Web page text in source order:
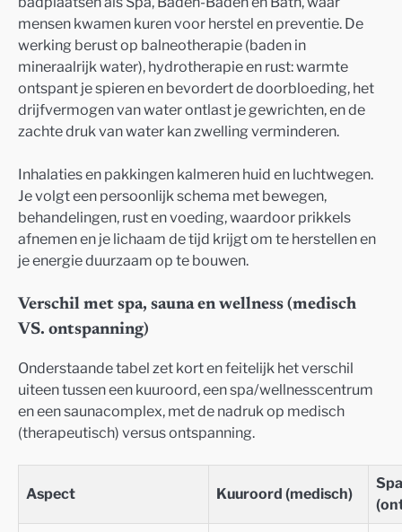
mensen kwamen kuren voor herstel en preventie. De
werking berust op balneotherapie (baden in
mineraalrijk water), hydrotherapie en rust: warmte
ontspant je spieren en bevordert de doorbloeding, het
drijfvermogen van water ontlast je gewrichten, en de
zachte druk van water kan zwelling verminderen.
Inhalaties en pakkingen kalmeren huid en luchtwegen.
Je volgt een persoonlijk schema met bewegen,
behandelingen, rust en voeding, waardoor prikkels
afnemen en je lichaam de tijd krijgt om te herstellen en
je energie duurzaam op te bouwen.
Verschil met spa, sauna en wellness (medisch
VS. ontspanning)
Onderstaande tabel zet kort en feitelijk het verschil
uiteen tussen een kuuroord, een spa/wellnesscentrum
en een saunacomplex, met de nadruk op medisch
(therapeutisch) versus ontspanning.
Aspect Kuuroord (medisch)